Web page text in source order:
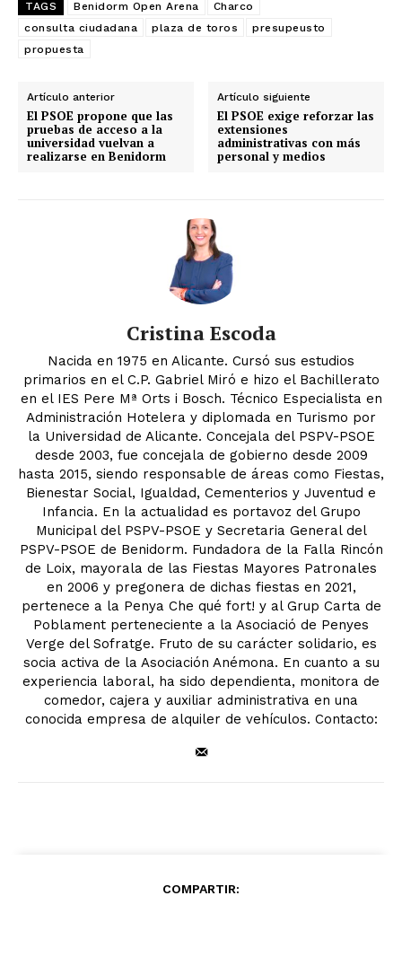
TAGS Benidorm Open Arena
Charco
consulta ciudadana
plaza de toros
presupeusto
propuesta
Artículo anterior
El PSOE propone que las
pruebas de acceso a la
universidad vuelvan a
realizarse en Benidorm
Artículo siguiente
El PSOE exige reforzar las
extensiones
administrativas con más
personal y medios
Cristina Escoda
Nacida en 1975 en Alicante. Cursó sus estudios
primarios en el C.P. Gabriel Miró e hizo el Bachillerato
en el IES Pere Mª Orts i Bosch. Técnico Especialista en
Administración Hotelera y diplomada en Turismo por
la Universidad de Alicante. Concejala del PSPV-PSOE
desde 2003, fue concejala de gobierno desde 2009
hasta 2015, siendo responsable de áreas como Fiestas,
Bienestar Social, Igualdad, Cementerios y Juventud e
Infancia. En la actualidad es portavoz del Grupo
Municipal del PSPV-PSOE y Secretaria General del
PSPV-PSOE de Benidorm. Fundadora de la Falla Rincón
de Loix, mayorala de las Fiestas Mayores Patronales
en 2006 y pregonera de dichas fiestas en 2021,
pertenece a la Penya Che qué fort! y al Grup Carta de
Poblament perteneciente a la Asociació de Penyes
Verge del Sofratge. Fruto de su carácter solidario, es
socia activa de la Asociación Anémona. En cuanto a su
experiencia laboral, ha sido dependienta, monitora de
comedor, cajera y auxiliar administrativa en una
conocida empresa de alquiler de vehículos. Contacto:
COMPARTIR: